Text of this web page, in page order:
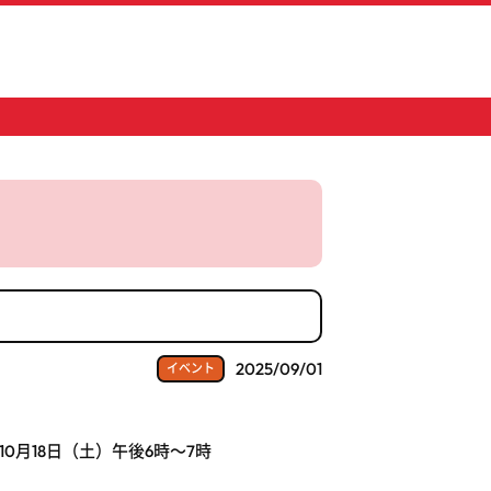
イベント 2025/09/01
月18日（土）午後6時～7時